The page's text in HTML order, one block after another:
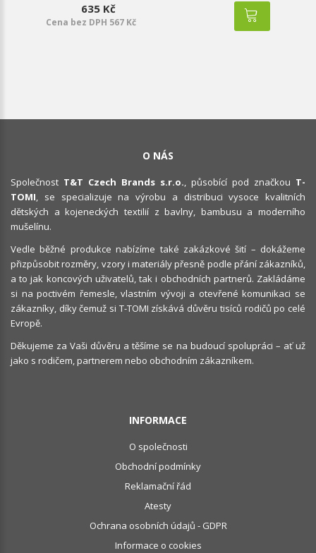
635 Kč
Cena bez DPH 567 Kč
O NÁS
Společnost T&T Czech Brands s.r.o., působící pod značkou T-
TOMI, se specializuje na výrobu a distribuci vysoce kvalitních
dětských a kojeneckých textilií z bavlny, bambusu a moderního
mušelínu.
Vedle běžné produkce nabízíme také zakázkové šití – dokážeme
přizpůsobit rozměry, vzory i materiály přesně podle přání zákazníků,
a to jak koncových uživatelů, tak i obchodních partnerů. Zakládáme
si na poctivém řemesle, vlastním vývoji a otevřené komunikaci se
zákazníky, díky čemuž si T-TOMI získává důvěru tisíců rodičů po celé
Evropě.
Děkujeme za Vaši důvěru a těšíme se na budoucí spolupráci – ať už
jako s rodičem, partnerem nebo obchodním zákazníkem.
INFORMACE
O společnosti
Obchodní podmínky
Reklamační řád
Atesty
Ochrana osobních údajů - GDPR
Informace o cookies